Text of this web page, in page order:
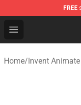
FREE
Open menu
Invent Animate
Home/Invent